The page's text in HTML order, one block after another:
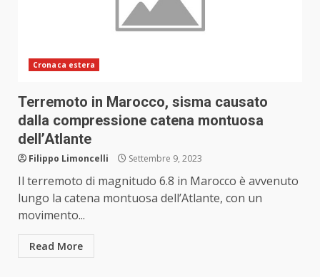
Cronaca estera
Terremoto in Marocco, sisma causato
dalla compressione catena montuosa
dell’Atlante
Filippo Limoncelli Settembre 9, 2023
Il terremoto di magnitudo 6.8 in Marocco è avvenuto
lungo la catena montuosa dell’Atlante, con un
movimento...
Read More